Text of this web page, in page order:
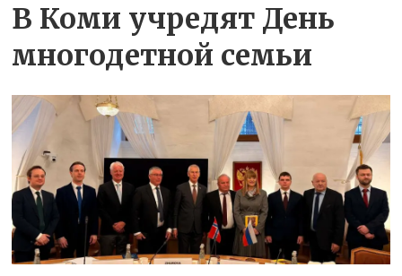
В Коми учредят День
многодетной семьи